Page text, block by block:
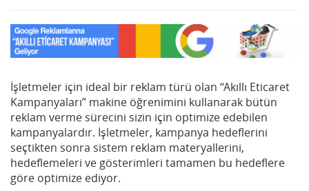
İşletmeler için ideal bir reklam türü olan “Akıllı Eticaret
Kampanyaları” makine öğrenimini kullanarak bütün
reklam verme sürecini sizin için optimize edebilen
kampanyalardır. İşletmeler, kampanya hedeflerini
seçtikten sonra sistem reklam materyallerini,
hedeflemeleri ve gösterimleri tamamen bu hedeflere
göre optimize ediyor.